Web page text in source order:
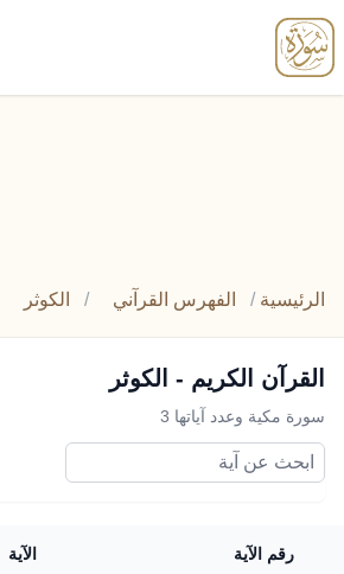
الرئيسية / الفهرس القرآني / الكوثر
القرآن الكريم - الكوثر
سورة مكية وعدد آياتها 3
رقم الآية الآية